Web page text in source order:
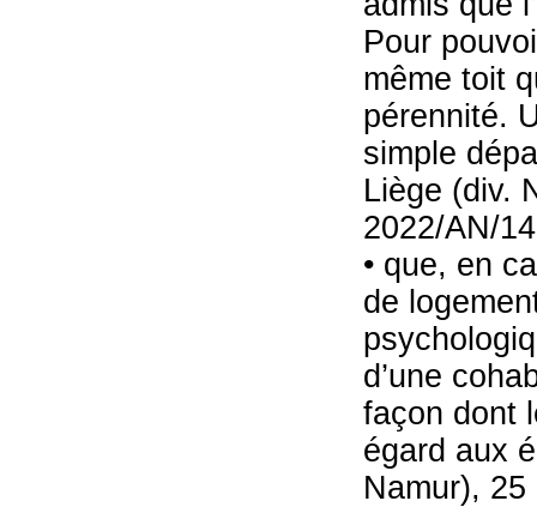
Pour
même toit
pérennité.
simple
Liège (div.
2022/AN/
• que, en
de
d’une
façon dont
égard aux
Namur),